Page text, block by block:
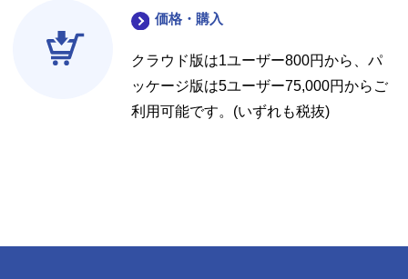
価格・購入
クラウド版は1ユーザー800円から、パ
ッケージ版は5ユーザー75,000円からご
利用可能です。(いずれも税抜)